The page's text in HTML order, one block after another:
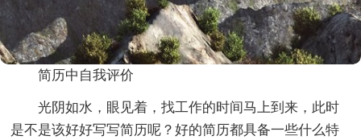
简历中自我评价
光阴如水，眼见着，找工作的时间马上到来，此时
是不是该好好写写简历呢？好的简历都具备一些什么特